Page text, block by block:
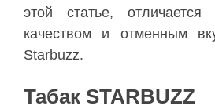
этой статье,
качеством и отменным
Starbuzz.
Табак STARBUZZ